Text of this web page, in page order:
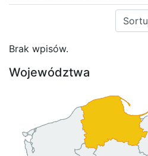
Sortuj:
Brak wpisów.
Województwa